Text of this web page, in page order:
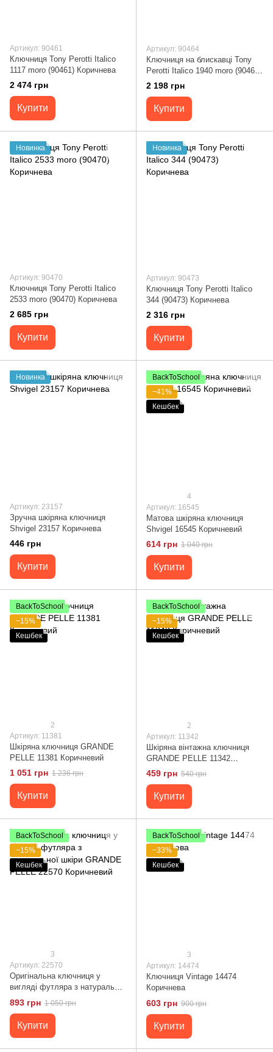
Артикул: 90461
Ключниця Tony Perotti Italico
1117 moro (90461) Коричнева
2 474 грн
Купити
Артикул: 90464
Ключниця на блискавці Tony
Perotti Italico 1940 moro (90464)
Коричнева
2 198 грн
Купити
Новинка
Артикул: 90470
Ключниця Tony Perotti Italico
2533 moro (90470) Коричнева
2 685 грн
Купити
Новинка
Артикул: 90473
Ключниця Tony Perotti Italico
344 (90473) Коричнева
2 316 грн
Купити
Новинка
Артикул: 23157
Зручна шкіряна ключниця
Shvigel 23157 Коричнева
446 грн
Купити
BackToSchool
−41%
Кешбек
4
Артикул: 16545
Матова шкіряна ключниця
Shvigel 16545 Коричневий
614 грн 1 040 грн
Купити
BackToSchool
−15%
Кешбек
2
Артикул: 11381
Шкіряна ключниця GRANDE
PELLE 11381 Коричневий
1 051 грн 1 236 грн
Купити
BackToSchool
−15%
Кешбек
2
Артикул: 11342
Шкіряна вінтажна ключниця
GRANDE PELLE 11342
Коричневий
459 грн 540 грн
Купити
BackToSchool
−15%
Кешбек
3
Артикул: 22570
Оригінальна ключниця у
вигляді футляра з натуральної
шкіри GRANDE PELLE 22570
Коричневий
893 грн 1 050 грн
Купити
BackToSchool
−33%
Кешбек
3
Артикул: 14474
Ключниця Vintage 14474
Коричнева
603 грн 900 грн
Купити